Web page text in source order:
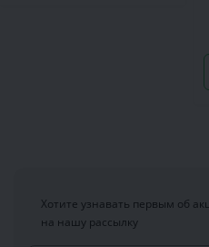
Хотите узнавать первым об
на нашу рассылку